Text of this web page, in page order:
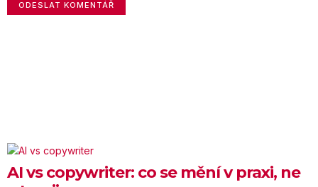
AI vs copywriter: co se mění v praxi, ne